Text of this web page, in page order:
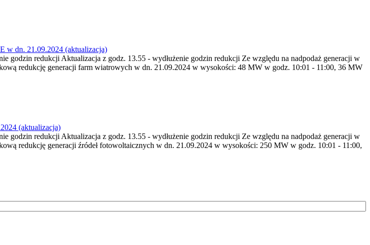
w dn. 21.09.2024 (aktualizacja)
godzin redukcji Aktualizacja z godz. 13.55 - wydłużenie godzin redukcji Ze względu na nadpodaż generacji w
redukcję generacji farm wiatrowych w dn. 21.09.2024 w wysokości: 48 MW w godz. 10:01 - 11:00, 36 MW
(aktualizacja)
godzin redukcji Aktualizacja z godz. 13.55 - wydłużenie godzin redukcji Ze względu na nadpodaż generacji w
redukcję generacji źródeł fotowoltaicznych w dn. 21.09.2024 w wysokości: 250 MW w godz. 10:01 - 11:00,